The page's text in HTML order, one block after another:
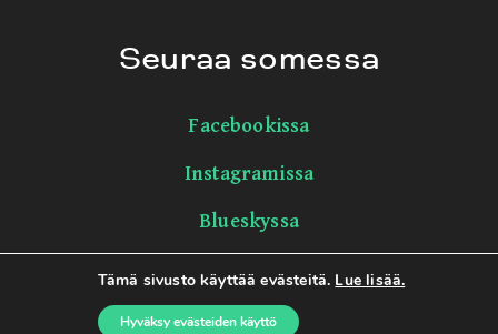
Seuraa somessa
Facebookissa
Instagramissa
Blueskyssa
LinkedInissä
Tämä sivusto käyttää evästeitä. Lue lisää.
Hyväksy evästeiden käyttö